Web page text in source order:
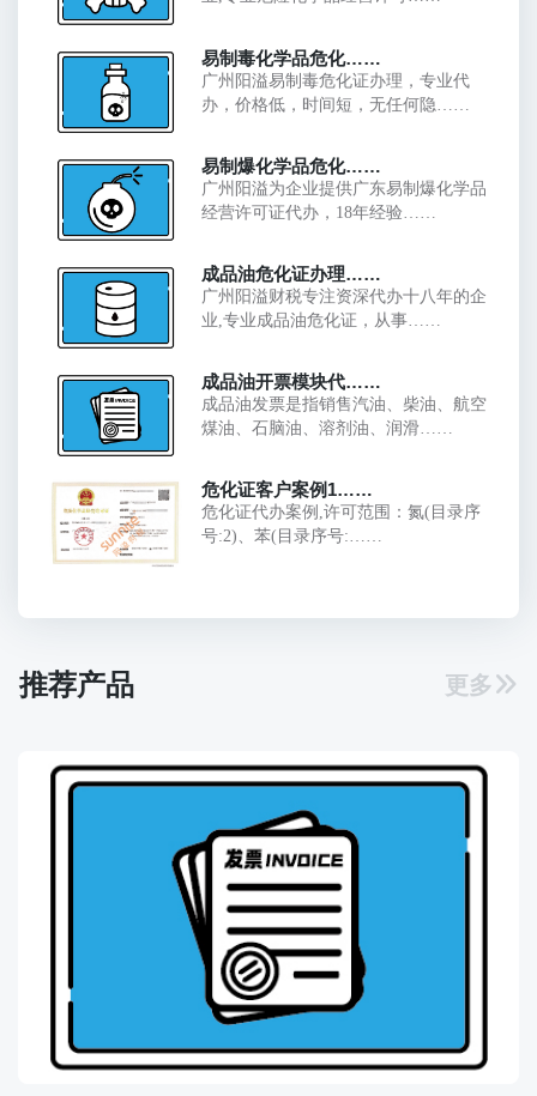
易制毒化学品危化……
广州阳溢易制毒危化证办理，专业代
办，价格低，时间短，无任何隐……
易制爆化学品危化……
广州阳溢为企业提供广东易制爆化学品
经营许可证代办，18年经验……
成品油危化证办理……
广州阳溢财税专注资深代办十八年的企
业,专业成品油危化证，从事……
成品油开票模块代……
成品油发票是指销售汽油、柴油、航空
煤油、石脑油、溶剂油、润滑……
危化证客户案例1……
危化证代办案例,许可范围：氮(目录序
号:2)、苯(目录序号:……
推荐产品 更多